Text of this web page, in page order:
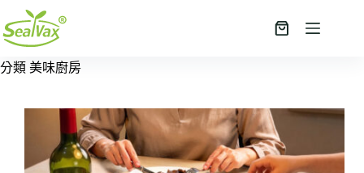
至
主
要
購
分類 美味廚房